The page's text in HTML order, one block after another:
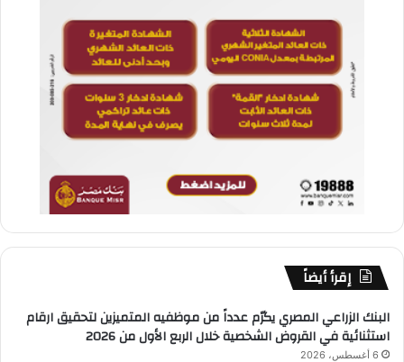
إقرأ أيضاً
البنك الزراعي المصري يكرّم عدداً من موظفيه المتميزين لتحقيق ارقام
استثنائية في القروض الشخصية خلال الربع الأول من 2026
6 أغسطس، 2026